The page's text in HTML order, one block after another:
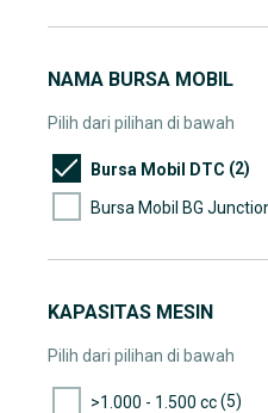
NAMA BURSA MOBIL
Pilih dari pilihan di bawah
Bursa Mobil DTC (2)
KAPASITAS MESIN
Pilih dari pilihan di bawah
>1.000 - 1.500 cc(5)